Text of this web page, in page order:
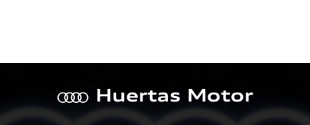
a Huertas Motor